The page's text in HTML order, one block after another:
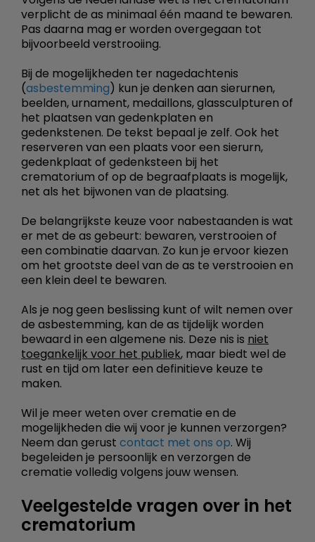
verplicht de as minimaal één maand te bewaren.
Pas daarna mag er worden overgegaan tot
bijvoorbeeld verstrooiing.
Bij de mogelijkheden ter nagedachtenis
(asbestemming) kun je denken aan sierurnen,
beelden, urnament, medaillons, glassculpturen of
het plaatsen van gedenkplaten en
gedenkstenen. De tekst bepaal je zelf. Ook het
reserveren van een plaats voor een sierurn,
gedenkplaat of gedenksteen bij het
crematorium of op de begraafplaats is mogelijk,
net als het bijwonen van de plaatsing.
De belangrijkste keuze voor nabestaanden is wat
er met de as gebeurt: bewaren, verstrooien of
een combinatie daarvan. Zo kun je ervoor kiezen
om het grootste deel van de as te verstrooien en
een klein deel te bewaren.
Als je nog geen beslissing kunt of wilt nemen over
de asbestemming, kan de as tijdelijk worden
bewaard in een algemene nis. Deze nis is niet
toegankelijk voor het publiek, maar biedt wel de
rust en tijd om later een definitieve keuze te
maken.
Wil je meer weten over crematie en de
mogelijkheden die wij voor je kunnen verzorgen?
Neem dan gerust contact met ons op. Wij
begeleiden je persoonlijk en verzorgen de
crematie volledig volgens jouw wensen.
Veelgestelde vragen over in het
crematorium